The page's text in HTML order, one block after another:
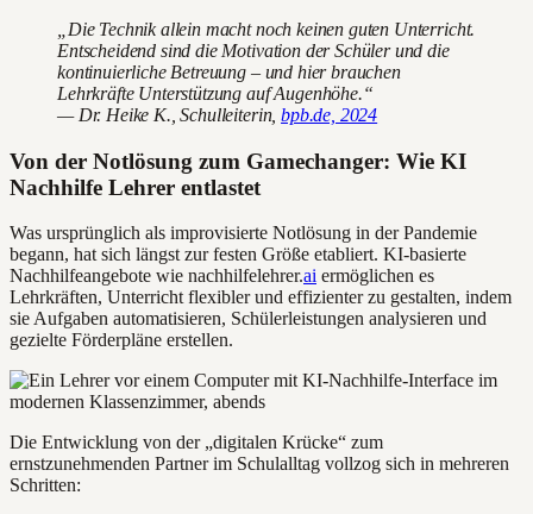
„Die Technik allein macht noch keinen guten Unterricht.
Entscheidend sind die Motivation der Schüler und die
kontinuierliche Betreuung – und hier brauchen
Lehrkräfte Unterstützung auf Augenhöhe.“
— Dr. Heike K., Schulleiterin,bpb.de, 2024
Von der Notlösung zum Gamechanger: Wie KI
Nachhilfe Lehrer entlastet
Was ursprünglich als improvisierte Notlösung in der Pandemie
begann, hat sich längst zur festen Größe etabliert. KI-basierte
Nachhilfeangebote wie nachhilfelehrer.ai ermöglichen es
Lehrkräften, Unterricht flexibler und effizienter zu gestalten, indem
sie Aufgaben automatisieren, Schülerleistungen analysieren und
gezielte Förderpläne erstellen.
Die Entwicklung von der „digitalen Krücke“ zum
ernstzunehmenden Partner im Schulalltag vollzog sich in mehreren
Schritten: